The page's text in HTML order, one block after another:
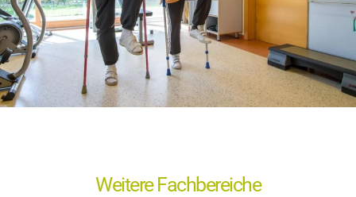
Weitere Fachbereiche